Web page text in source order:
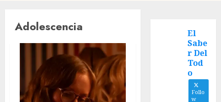
Adolescencia
El
Sabe
r Del
Tod
o
Follo
w